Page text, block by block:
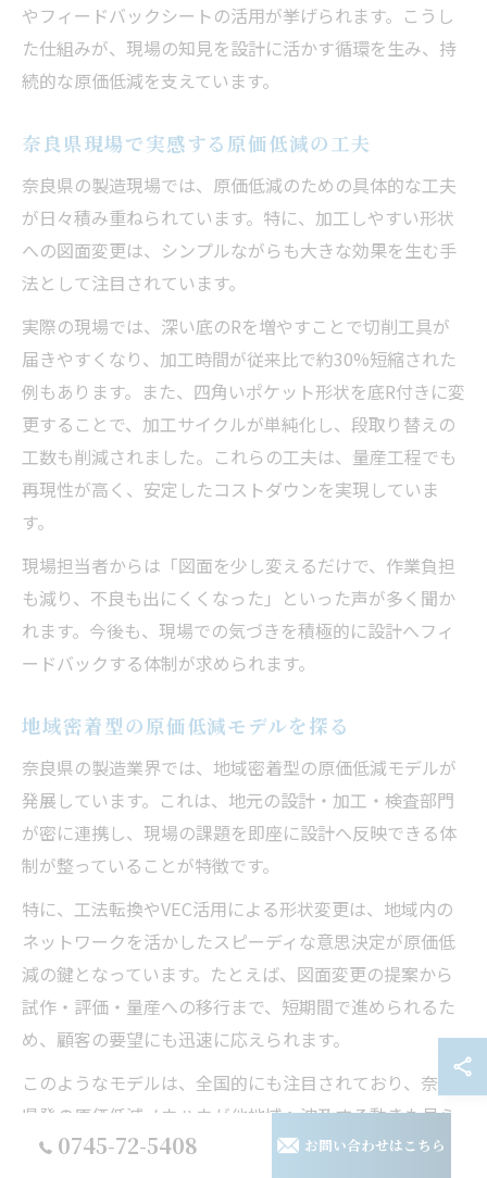
やフィードバックシートの活用が挙げられます。こうし
た仕組みが、現場の知見を設計に活かす循環を生み、持
続的な原価低減を支えています。
奈良県現場で実感する原価低減の工夫
奈良県の製造現場では、原価低減のための具体的な工夫
が日々積み重ねられています。特に、加工しやすい形状
への図面変更は、シンプルながらも大きな効果を生む手
法として注目されています。
実際の現場では、深い底のRを増やすことで切削工具が
届きやすくなり、加工時間が従来比で約30%短縮された
例もあります。また、四角いポケット形状を底R付きに変
更することで、加工サイクルが単純化し、段取り替えの
工数も削減されました。これらの工夫は、量産工程でも
再現性が高く、安定したコストダウンを実現していま
す。
現場担当者からは「図面を少し変えるだけで、作業負担
も減り、不良も出にくくなった」といった声が多く聞か
れます。今後も、現場での気づきを積極的に設計へフィ
ードバックする体制が求められます。
地域密着型の原価低減モデルを探る
奈良県の製造業界では、地域密着型の原価低減モデルが
発展しています。これは、地元の設計・加工・検査部門
が密に連携し、現場の課題を即座に設計へ反映できる体
制が整っていることが特徴です。
特に、工法転換やVEC活用による形状変更は、地域内の
ネットワークを活かしたスピーディな意思決定が原価低
減の鍵となっています。たとえば、図面変更の提案から
試作・評価・量産への移行まで、短期間で進められるた
め、顧客の要望にも迅速に応えられます。
このようなモデルは、全国的にも注目されており、奈良
県発の原価低減ノウハウが他地域へ波及する動きも見ら
れます。持続的かつ再現性の高いコストダウンを実現す
0745-72-5408 お問い合わせはこちら